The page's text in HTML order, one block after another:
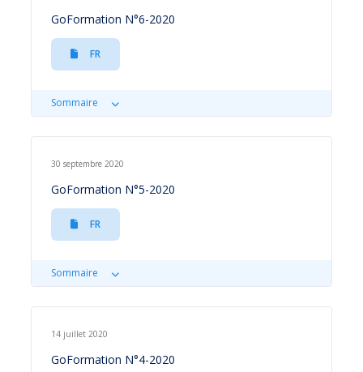
GoFormation N°6-2020
FR
Sommaire
30 septembre 2020
GoFormation N°5-2020
FR
Sommaire
14 juillet 2020
GoFormation N°4-2020